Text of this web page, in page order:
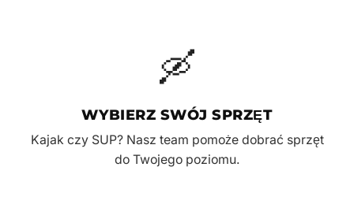
🛶
WYBIERZ SWÓJ SPRZĘT
Kajak czy SUP? Nasz team pomoże dobrać sprzęt
do Twojego poziomu.